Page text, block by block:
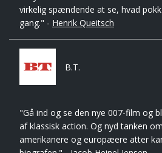
virkelig spændende at se, hvad
gang." - Henrik Queitsch
B.T.
"Gå ind og se den nye 007-film og
af klassisk action. Og nyd tanken
amerikanere og europæere atter